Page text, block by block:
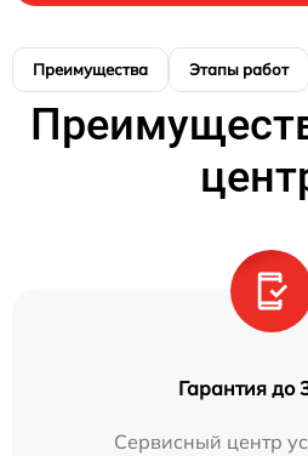
Преимущества Этапы работ
Гарантия до
Сервисный центр